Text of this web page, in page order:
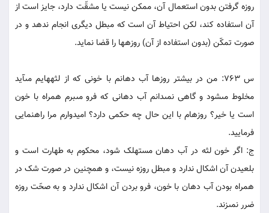
روزه گرفتن بدون استعمال آن، ممکن نيست يا مشقّت دارد، جايز است از
آن استفاده کند، لکن احتياط آن است که مبطل ديگرى انجام ندهد و در
صورت تمکّن (بدون استفاده از آن) روزه‏ها را قضا نمايد.
س 763: من در بيشتر روزها آب دهانم با خونى که از لثه‏هايم مى‏آيد
مخلوط مى‏شود و گاهى نمى‏دانم آب دهانى که فرو مى‏برم همراه با خون
است يا خير؟ روزه‏ام با اين حال چه حکمى دارد؟ اميدوارم مرا راهنمايى
فرماييد.
ج: اگر خون لثه در آب دهان مستهلک شود، محکوم به طهارت است و
بلعيدن آن اشکال ندارد و مبطل روزه نيست، و همچنين در صورت شک در
همراه بودن آب دهان با خون، فرو بردن آن اشکال ندارد و به صحّت‏ روزه
ضرر نمى‏زند.